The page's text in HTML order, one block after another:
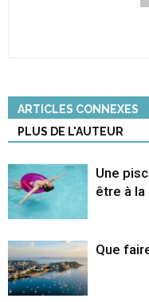
ARTICLES CONNEXES
PLUS DE L'AUTEUR
Une
être à la
Que